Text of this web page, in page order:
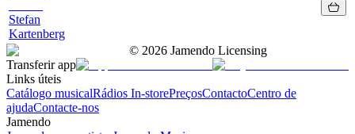
Stefan
Kartenberg
© 2026 Jamendo Licensing
Transferir app
Links úteis
Catálogo musicalRádios In-storePreçosContactoCentro de
ajudaContacte-nos
Jamendo